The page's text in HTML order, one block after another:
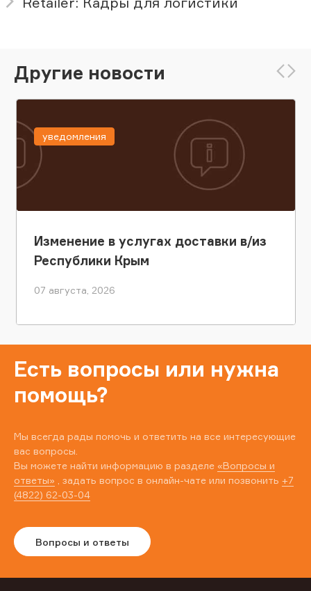
Другие новости
Изменение в услугах доставки в/из
Республики Крым
07 августа, 2026
уведомления
Есть вопросы или нужна
помощь?
Мы всегда рады помочь и ответить на все интересующие
вас вопросы.
Вы можете найти информацию в разделе «Вопросы и
ответы» , задать вопрос в онлайн-чате или позвонить +7
(4822) 62-03-04
Вопросы и ответы